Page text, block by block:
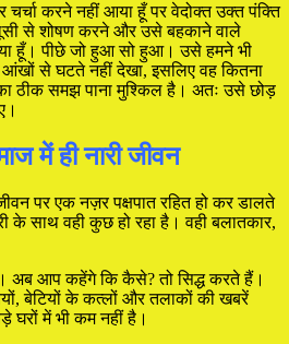
चर्चा करने नहीं आया हूँ पर वेदोक्त उक्त पंक्ति
से शोषण करने और उसे बहकाने वाले
हूँ। पीछे जो हुआ सो हुआ। उसे हमने भी
आंखों से घटते नहीं देखा, इसलिए वह कितना
ठीक समझ पाना मुश्किल है। अतः उसे छोड़
में ही नारी जीवन
पर एक नज़र पक्षपात रहित हो कर डालते
साथ वही कुछ हो रहा है। वही बलातकार,
अब आप कहेंगे कि कैसे? तो सिद्ध करते हैं।
बेटियों के कत्लों और तलाकों की खबरें
घरों में भी कम नहीं है।